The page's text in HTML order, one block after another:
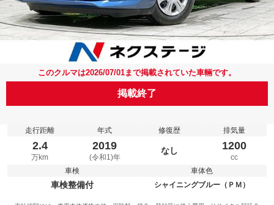
このクルマは2026/07/01まで掲載されていた車輛です。
掲載終了
走行距離
2.4
万km
年式
2019
(令和1)年
修復歴
なし
排気量
1200
cc
車検
車検整備付
車体色
シャイニングブルー（ＰＭ）